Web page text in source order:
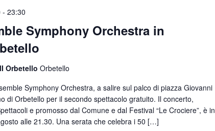
Symphony Orchestra in
-23:30
OrbetelloOrbetello
Symphony Orchestra, a salire sul palco di piazza Giovanni
di Orbetello per il secondo spettacolo gratuito. Il concerto,
e promosso dal Comune e dal Festival “Le Crociere”, è in
alle 21.30. Una serata che celebra i 50 […]